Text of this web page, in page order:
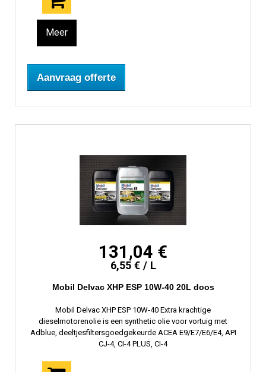
Meer
Aanvraag offerte
131,04 €
6,55 € / L
Mobil Delvac XHP ESP 10W-40 20L doos
Mobil Delvac XHP ESP 10W-40 Extra krachtige
dieselmotorenolie is een synthetic olie voor vortuig met
Adblue, deeltjesfiltersgoedgekeurde ACEA E9/E7/E6/E4, API
CJ-4, CI-4 PLUS, CI-4